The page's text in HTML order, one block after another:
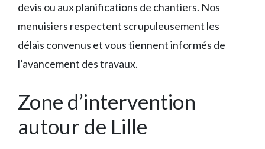
devis ou aux planifications de chantiers. Nos
menuisiers respectent scrupuleusement les
délais convenus et vous tiennent informés de
l’avancement des travaux.
Zone d’intervention
autour de Lille